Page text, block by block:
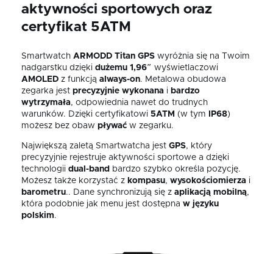
aktywności sportowych oraz
certyfikat 5ATM
Smartwatch ARMODD Titan GPS wyróżnia się na Twoim
nadgarstku dzięki dużemu 1,96″ wyświetlaczowi
AMOLED z funkcją always-on. Metalowa obudowa
zegarka jest precyzyjnie wykonana i bardzo
wytrzymała, odpowiednia nawet do trudnych
warunków. Dzięki certyfikatowi 5ATM (w tym IP68)
możesz bez obaw pływać w zegarku.
Największą zaletą Smartwatcha jest GPS, który
precyzyjnie rejestruje aktywności sportowe a dzięki
technologii dual-band bardzo szybko określa pozycję.
Możesz także korzystać z kompasu, wysokościomierza i
barometru.. Dane synchronizują się z aplikacją mobilną,
która podobnie jak menu jest dostępna w języku
polskim.